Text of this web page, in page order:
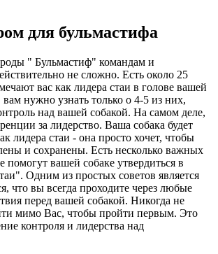
для бульмастифа
" Бульмастиф" командам и
не сложно. Есть около 25
вас как лидера стаи в голове вашей
нужно узнать только о 4-5 из них,
над вашей собакой. На самом деле,
за лидерство. Ваша собака будет
лидера стаи - она просто хочет, чтобы
и сохранены. Есть несколько важных
помогут вашей собаке утвердиться в
Одним из простых советов является
что вы всегда проходите через любые
перед вашей собакой. Никогда не
мимо Вас, чтобы пройти первым. Это
контроля и лидерства над